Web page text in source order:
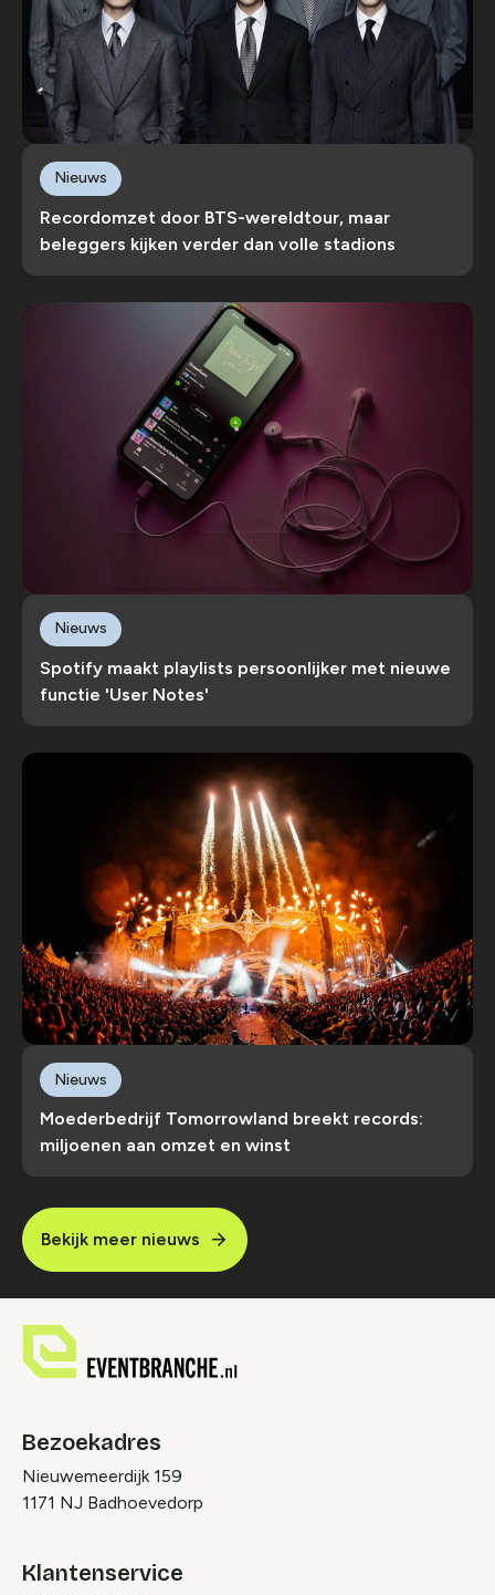
Recordomzet door BTS-wereldtour, maar
beleggers kijken verder dan volle stadions
Nieuws
Spotify maakt playlists persoonlijker met nieuwe
functie 'User Notes'
Nieuws
Moederbedrijf Tomorrowland breekt records:
miljoenen aan omzet en winst
Nieuws
Bekijk meer nieuws
Bezoekadres
Nieuwemeerdijk 159
1171 NJ Badhoevedorp
Klantenservice